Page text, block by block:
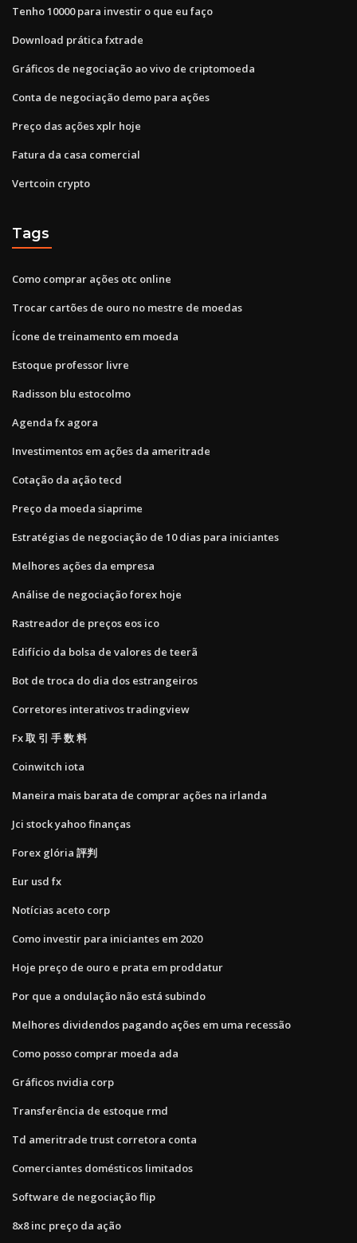
Tenho 10000 para investir o que eu faço
Download prática fxtrade
Gráficos de negociação ao vivo de criptomoeda
Conta de negociação demo para ações
Preço das ações xplr hoje
Fatura da casa comercial
Vertcoin crypto
Tags
Como comprar ações otc online
Trocar cartões de ouro no mestre de moedas
Ícone de treinamento em moeda
Estoque professor livre
Radisson blu estocolmo
Agenda fx agora
Investimentos em ações da ameritrade
Cotação da ação tecd
Preço da moeda siaprime
Estratégias de negociação de 10 dias para iniciantes
Melhores ações da empresa
Análise de negociação forex hoje
Rastreador de preços eos ico
Edifício da bolsa de valores de teerã
Bot de troca do dia dos estrangeiros
Corretores interativos tradingview
Fx 取 引 手 数 料
Coinwitch iota
Maneira mais barata de comprar ações na irlanda
Jci stock yahoo finanças
Forex glória 評判
Eur usd fx
Notícias aceto corp
Como investir para iniciantes em 2020
Hoje preço de ouro e prata em proddatur
Por que a ondulação não está subindo
Melhores dividendos pagando ações em uma recessão
Como posso comprar moeda ada
Gráficos nvidia corp
Transferência de estoque rmd
Td ameritrade trust corretora conta
Comerciantes domésticos limitados
Software de negociação flip
8x8 inc preço da ação